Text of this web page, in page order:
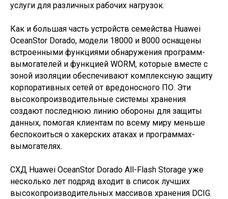
услуги для различных рабочих нагрузок.
Как и большая часть устройств семейства Huawei
OceanStor Dorado, модели 18000 и 8000 оснащены
встроенными функциями обнаружения программ-
вымогателей и функцией WORM, которые вместе с
зоной изоляции обеспечивают комплексную защиту
корпоративных сетей от вредоносного ПО. Эти
высокопроизводительные системы хранения
создают последнюю линию обороны для защиты
данных, помогая клиентам по всему миру меньше
беспокоиться о хакерских атаках и программах-
вымогателях.
СХД Huawei OceanStor Dorado All-Flash Storage уже
несколько лет подряд входит в список лучших
высокопроизводительных массивов хранения DCIG.